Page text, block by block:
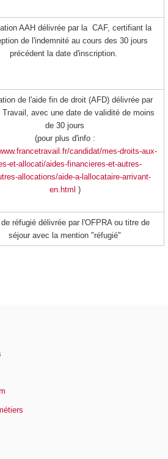
AAH délivrée par la CAF, certifiant la
de l'indemnité au cours des 30 jours
précédent la date d'inscription.
de l'aide fin de droit (AFD) délivrée par
Travail, avec une date de validité de moins
de 30 jours
(pour plus d'info :
candidat/mes-droits-aux-
et-allocati/aides-financieres-et-autres-
allocations/aide-a-lallocataire-arrivant-
en.html )
réfugié délivrée par l'OFPRA ou titre de
séjour avec la mention "réfugié"